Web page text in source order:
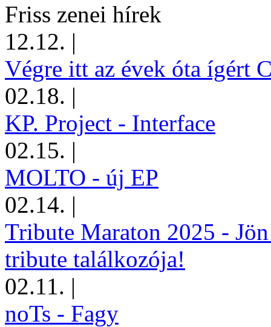
Friss zenei hírek
12.12. |
Végre itt az évek óta ígért
02.18. |
KP. Project - Interface
02.15. |
MOLTO - új EP
02.14. |
Tribute Maraton 2025 -
tribute találkozója!
02.11. |
noTs - Fagy